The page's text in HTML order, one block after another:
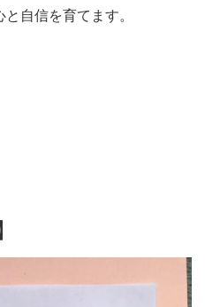
自信を育てます。